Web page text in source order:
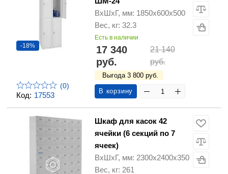
Код: 17553
-18%
(0)
ВхШхГ, мм: 1850х600х500
Вес, кг: 32.3
Есть в наличии
17 340
руб.
21 140
руб.
Выгода 3 800 руб.
В корзину
Шкаф для касок 42
ячейки (6 секций по 7
ячеек)
ВхШхГ, мм: 2300х2400х350
Вес, кг: 261